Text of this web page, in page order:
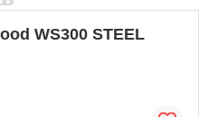
WS300 STEEL